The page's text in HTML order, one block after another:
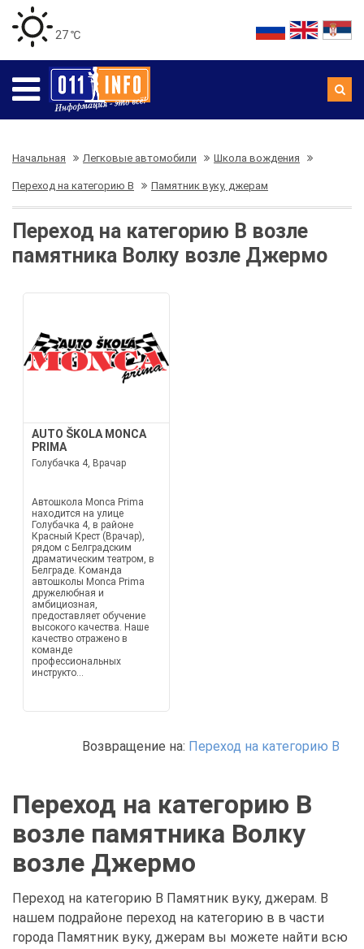
27 ℃
Начальная Легковые автомобили Школа вождения
Переход на категорию В Памятник вуку, джерам
Переход на категорию В возле
памятника Волку возле Джермо
AUTO ŠKOLA MONCA
PRIMA
Голубачка 4, Врачар
Автошкола Monca Prima
находится на улице
Голубачка 4, в районе
Красный Крест (Врачар),
рядом с Белградским
драматическим театром, в
Белграде. Команда
автошколы Monca Prima
дружелюбная и
амбициозная,
предоставляет обучение
высокого качества. Наше
качество отражено в
команде
профессиональных
инструкто...
Возвращение на: Переход на категорию В
Переход на категорию В
возле памятника Волку
возле Джермо
Переход на категорию В Памятник вуку, джерам. В
нашем подрайоне переход на категорию в в части
города Памятник вуку, джерам вы можете найти всю